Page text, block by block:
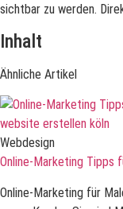
sichtbar zu werden.
Inhalt
Ähnliche Artikel
Webdesign
Online-Marketing Tipps
Online-Marketing für